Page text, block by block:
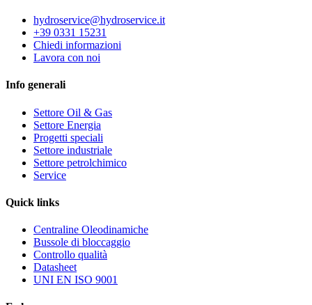
hydroservice@hydroservice.it
+39 0331 15231
Chiedi informazioni
Lavora con noi
Info generali
Settore Oil & Gas
Settore Energia
Progetti speciali
Settore industriale
Settore petrolchimico
Service
Quick links
Centraline Oleodinamiche
Bussole di bloccaggio
Controllo qualità
Datasheet
UNI EN ISO 9001